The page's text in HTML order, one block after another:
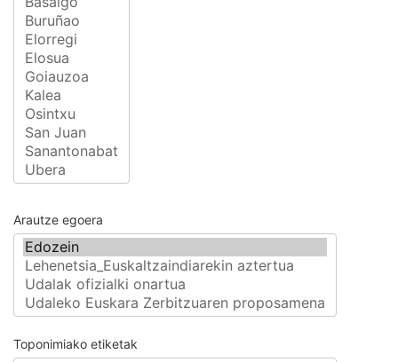
Arautze egoera
Toponimiako etiketak